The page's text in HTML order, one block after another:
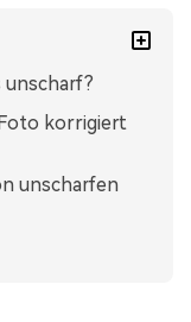
unscharf?
korrigiert
unscharfen